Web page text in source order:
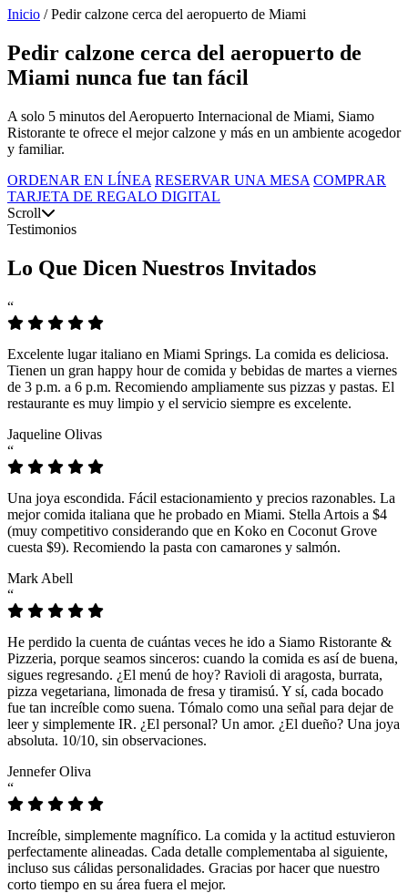
Inicio / Pedir calzone cerca del aeropuerto de Miami
Pedir calzone cerca del aeropuerto de
Miami nunca fue tan fácil
A solo 5 minutos del Aeropuerto Internacional de Miami, Siamo
Ristorante te ofrece el mejor calzone y más en un ambiente acogedor
y familiar.
ORDENAR EN LÍNEA RESERVAR UNA MESA COMPRAR
TARJETA DE REGALO DIGITAL
Scroll
Testimonios
Lo Que Dicen Nuestros Invitados
“
Excelente lugar italiano en Miami Springs. La comida es deliciosa.
Tienen un gran happy hour de comida y bebidas de martes a viernes
de 3 p.m. a 6 p.m. Recomiendo ampliamente sus pizzas y pastas. El
restaurante es muy limpio y el servicio siempre es excelente.
Jaqueline Olivas
“
Una joya escondida. Fácil estacionamiento y precios razonables. La
mejor comida italiana que he probado en Miami. Stella Artois a $4
(muy competitivo considerando que en Koko en Coconut Grove
cuesta $9). Recomiendo la pasta con camarones y salmón.
Mark Abell
“
He perdido la cuenta de cuántas veces he ido a Siamo Ristorante &
Pizzeria, porque seamos sinceros: cuando la comida es así de buena,
sigues regresando. ¿El menú de hoy? Ravioli di aragosta, burrata,
pizza vegetariana, limonada de fresa y tiramisú. Y sí, cada bocado
fue tan increíble como suena. Tómalo como una señal para dejar de
leer y simplemente IR. ¿El personal? Un amor. ¿El dueño? Una joya
absoluta. 10/10, sin observaciones.
Jennefer Oliva
“
Increíble, simplemente magnífico. La comida y la actitud estuvieron
perfectamente alineadas. Cada detalle complementaba al siguiente,
incluso sus cálidas personalidades. Gracias por hacer que nuestro
corto tiempo en su área fuera el mejor.